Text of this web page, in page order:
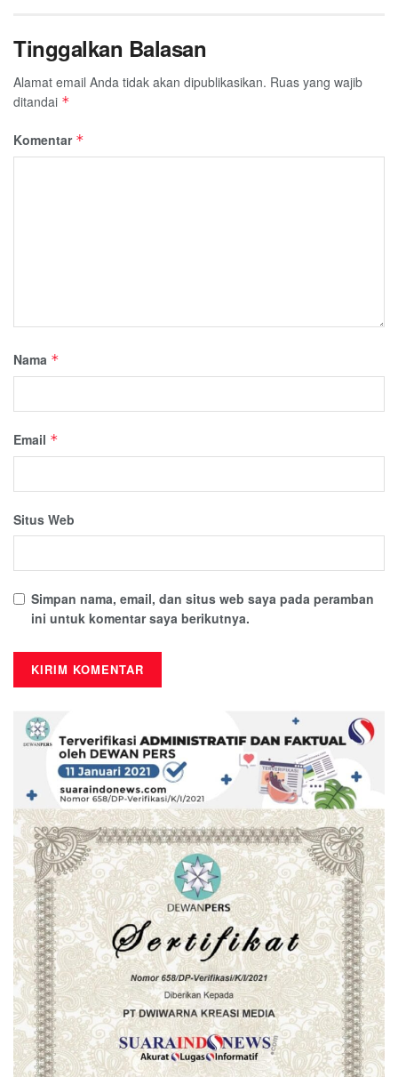
Tinggalkan Balasan
Alamat email Anda tidak akan dipublikasikan. Ruas yang wajib
ditandai *
Komentar *
Nama *
Email *
Situs Web
Simpan nama, email, dan situs web saya pada peramban
ini untuk komentar saya berikutnya.